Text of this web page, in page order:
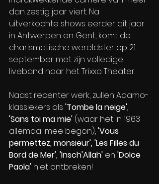
dan zestig jaar viert. Na
uitverkochte shows eerder dit jaar
in Antwerpen en Gent, komt de
charismatische wereldster op 21
september met zijn volledige
liveband naar het Trixxo Theater.
Naast recenter werk, zullen Adamo-
klassiekers als 'Tombe la neige',
'Sans toi ma mie' (waar het in 1963
allemaal mee begon), 'Vous
permettez, monsieur', 'Les Filles du
Bord de Mer', 'Insch'Allah' en 'Dolce
Paola' niet ontbreken!